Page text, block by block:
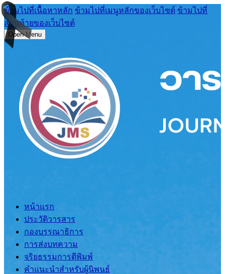
ข้ามไปที่เนื้อหาหลัก ข้ามไปที่เมนูหลักของเว็บไซต์ ข้ามไปที่
ส่วนท้ายของเว็บไซต์
Open Menu
หน้าแรก
ประวัติวารสาร
กองบรรณาธิการ
การส่งบทความ
จริยธรรมการตีพิมพ์
คำแนะนำสำหรับผู้นิพนธ์